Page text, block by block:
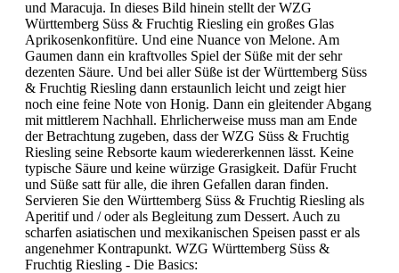
und Maracuja. In dieses Bild hinein stellt der WZG
Württemberg Süss & Fruchtig Riesling ein großes Glas
Aprikosenkonfitüre. Und eine Nuance von Melone. Am
Gaumen dann ein kraftvolles Spiel der Süße mit der sehr
dezenten Säure. Und bei aller Süße ist der Württemberg Süss
& Fruchtig Riesling dann erstaunlich leicht und zeigt hier
noch eine feine Note von Honig. Dann ein gleitender Abgang
mit mittlerem Nachhall. Ehrlicherweise muss man am Ende
der Betrachtung zugeben, dass der WZG Süss & Fruchtig
Riesling seine Rebsorte kaum wiedererkennen lässt. Keine
typische Säure und keine würzige Grasigkeit. Dafür Frucht
und Süße satt für alle, die ihren Gefallen daran finden.
Servieren Sie den Württemberg Süss & Fruchtig Riesling als
Aperitif und / oder als Begleitung zum Dessert. Auch zu
scharfen asiatischen und mexikanischen Speisen passt er als
angenehmer Kontrapunkt. WZG Württemberg Süss &
Fruchtig Riesling - Die Basics: